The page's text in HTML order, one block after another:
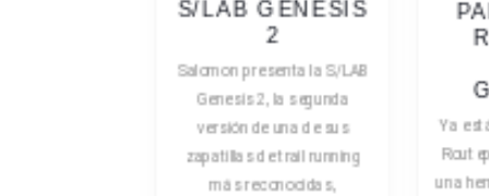
S/LAB GENESIS
2
PRESENTA
S/LAB
GENESIS
2
Salomon presenta la S/LAB
Genesis 2, la segunda
versión de una de sus
zapatillas de trail running
más reconocidas,
Ya
una